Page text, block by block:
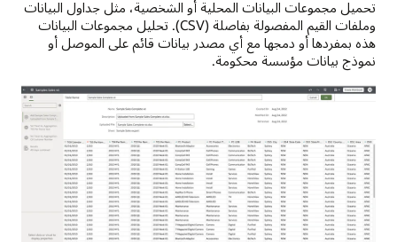
تطبيق
وأي
سحابة
وأي
حدث
استشعار.
تتدفق
معلومات
المصدر
إلى
اليمين
تحتوي
على
محرك
مضمن
بالذاكرة
مصادر
البيانات
البطيئة
أو
القديمة.
على
تحميل مجموعات البيانات المحلية أو الشخصية، مثل جداول البيانات
وملفات القيم المفصولة بفاصلة (CSV). تحليل مجموعات البيانات
هذه بمفردها أو دمجها مع أي مصدر بيانات قائم على الموصل أو
نموذج بيانات مؤسسة محكومة.